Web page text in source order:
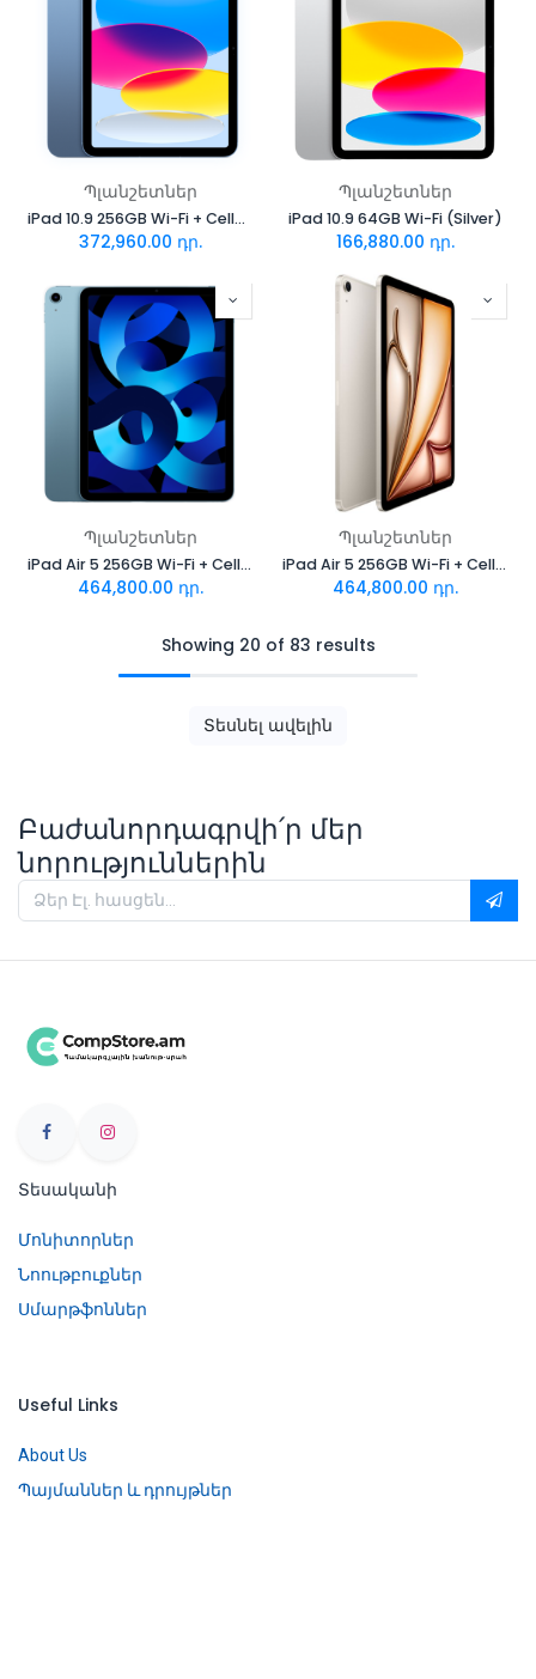
Պլանշետներ
iPad 10.9 256GB Wi-Fi + Cellular (Blue)
372,960.00 դր.
Պլանշետներ
iPad 10.9 64GB Wi-Fi (Silver)
166,880.00 դր.
Պլանշետներ
iPad Air 5 256GB Wi-Fi + Cellular (Blue)
464,800.00 դր.
Պլանշետներ
iPad Air 5 256GB Wi-Fi + Cellular (Starlight)
464,800.00 դր.
Showing 20 of 83 results
Տեսնել ավելին
Բաժանորդագրվի՛ր մեր
նորություններին
Տեսականի
Մոնիտորներ
Նոութբուքներ
Սմարթֆոններ
Useful Links
About Us
Պայմաններ և դրույթներ